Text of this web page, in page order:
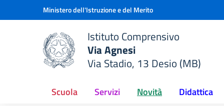
Vai ai contenuti
Vai al menu di navigazioneMinistero dell'Istruzione e del Merito
scuola
Istituto Comprensivo
Via Agnesi
Via Stadio, 13 Desio (MB)
Scuola Servizi Novità Didattica